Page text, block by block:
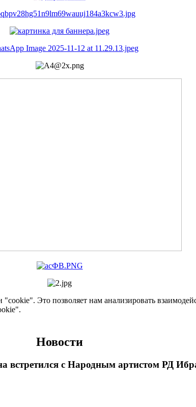
Это позволяет нам анализировать
Новости
встретился с Народным артистом РД